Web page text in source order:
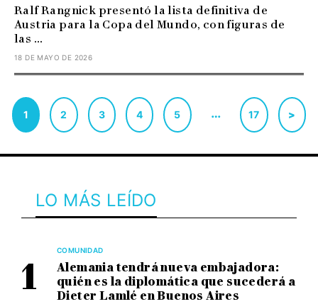
Ralf Rangnick presentó la lista definitiva de
Austria para la Copa del Mundo, con figuras de
las ...
18 DE MAYO DE 2026
1 2 3 4 5 … 17 >
LO MÁS LEÍDO
COMUNIDAD
Alemania tendrá nueva embajadora:
quién es la diplomática que sucederá a
Dieter Lamlé en Buenos Aires